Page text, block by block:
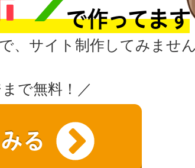
ってます
、サイト制作してみませ
で無料！／
る